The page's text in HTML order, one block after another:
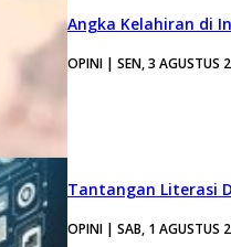
Angka Kelahiran di
OPINI | SEN, 3 AGUSTUS
Tantangan Literasi
OPINI | SAB, 1 AGUSTUS